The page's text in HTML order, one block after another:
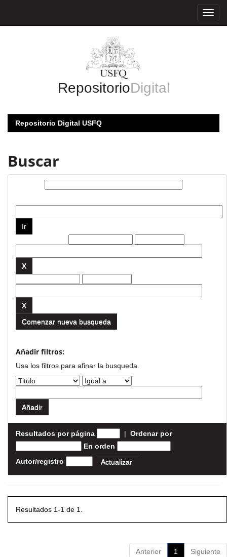
RepositorioDigital
Repositorio Digital USFQ
Buscar
Comenzar nueva busqueda
Añadir filtros:
Usa los filtros para afinar la busqueda.
Resultados por página | Ordenar por
En orden
Autor/registro
Resultados 1-1 de 1.
Anterior 1 Siguiente